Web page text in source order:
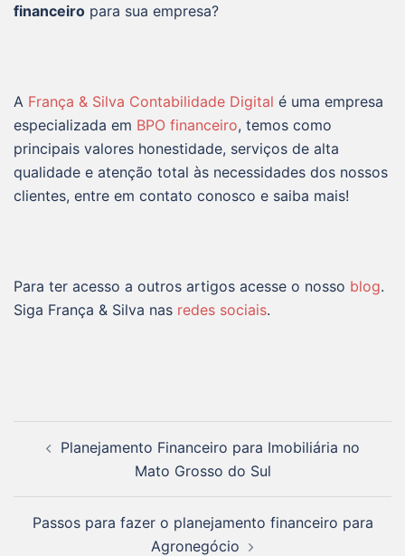
financeiro para sua empresa?
A França & Silva Contabilidade Digital é uma empresa
especializada em BPO financeiro, temos como
principais valores honestidade, serviços de alta
qualidade e atenção total às necessidades dos nossos
clientes, entre em contato conosco e saiba mais!
Para ter acesso a outros artigos acesse o nosso blog.
Siga França & Silva nas redes sociais.
Planejamento Financeiro para Imobiliária no
Mato Grosso do Sul
Passos para fazer o planejamento financeiro para
Agronegócio